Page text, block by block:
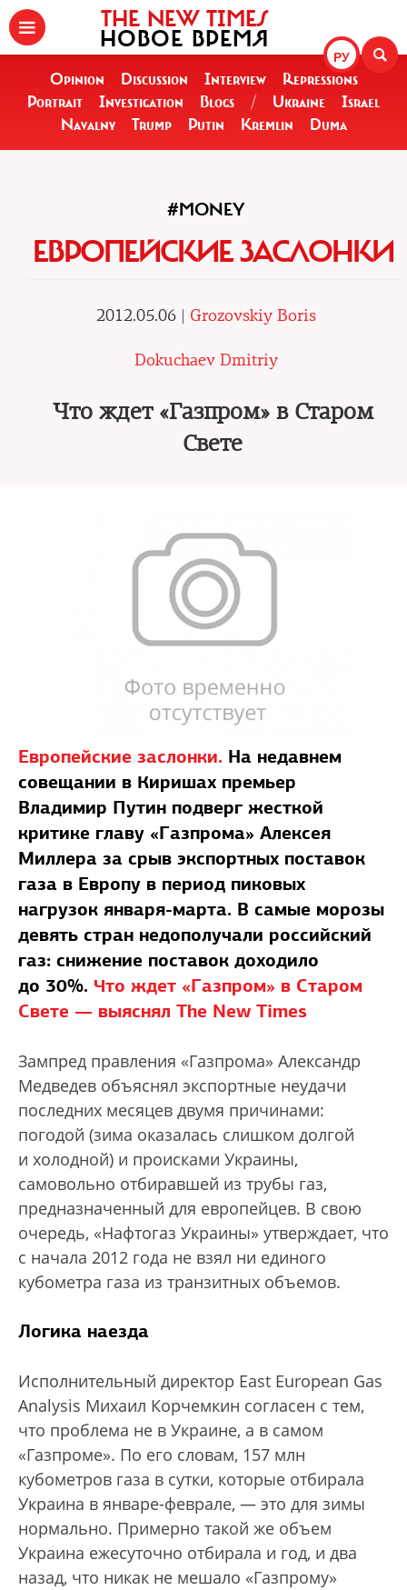
РУ
THE NEW TIMES
НОВОЕ ВРЕМЯ
Opinion Discussion Interview
Repressions
Portrait
Investigation Blogs / Ukraine
Israel
Navalny
Trump Putin Kremlin Duma
#MONEY
ЕВРОПЕЙСКИЕ ЗАСЛОНКИ
2012.05.06 | Grozovskiy Boris
Dokuchaev Dmitriy
Что ждет «Газпром» в Старом
Свете
Европейские заслонки. На недавнем
совещании в Киришах премьер
Владимир Путин подверг жесткой
критике главу «Газпрома» Алексея
Миллера за срыв экспортных поставок
газа в Европу в период пиковых
нагрузок января-марта. В самые морозы
девять стран недополучали российский
газ: снижение поставок доходило
до 30%. Что ждет «Газпром» в Старом
Свете — выяснял The New Times
Зампред правления «Газпрома» Александр
Медведев объяснял экспортные неудачи
последних месяцев двумя причинами:
погодой (зима оказалась слишком долгой
и холодной) и происками Украины,
самовольно отбиравшей из трубы газ,
предназначенный для европейцев. В свою
очередь, «Нафтогаз Украины» утверждает, что
с начала 2012 года не взял ни единого
кубометра газа из транзитных объемов.
Логика наезда
Исполнительный директор East European Gas
Analysis Михаил Корчемкин согласен с тем,
что проблема не в Украине, а в самом
«Газпроме». По его словам, 157 млн
кубометров газа в сутки, которые отбирала
Украина в январе-феврале, — это для зимы
нормально. Примерно такой же объем
Украина ежесуточно отбирала и год, и два
назад, что никак не мешало «Газпрому»